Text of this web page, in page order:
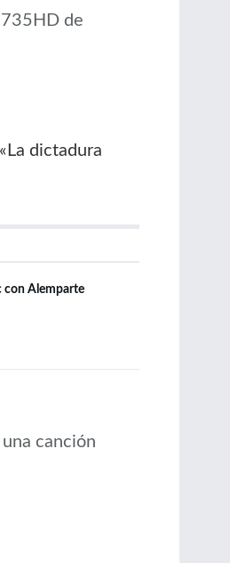
735HD de
dictadura
con Alemparte
canción